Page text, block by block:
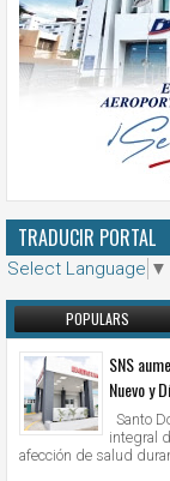
TRADUCIR PORTAL
Select Language ▼
POPULARS
SNS
Nuevo y
Santo
integral
afección de salud